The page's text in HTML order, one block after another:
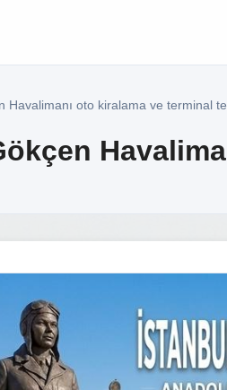
Havalimanı oto kiralama ve terminal